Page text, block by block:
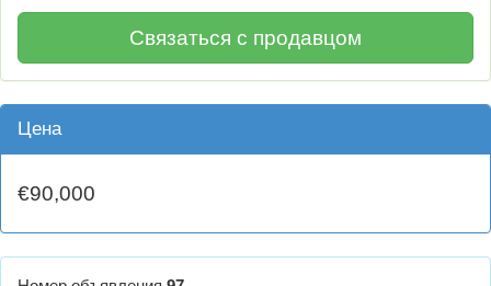
Связаться с продавцом
Цена
€90,000